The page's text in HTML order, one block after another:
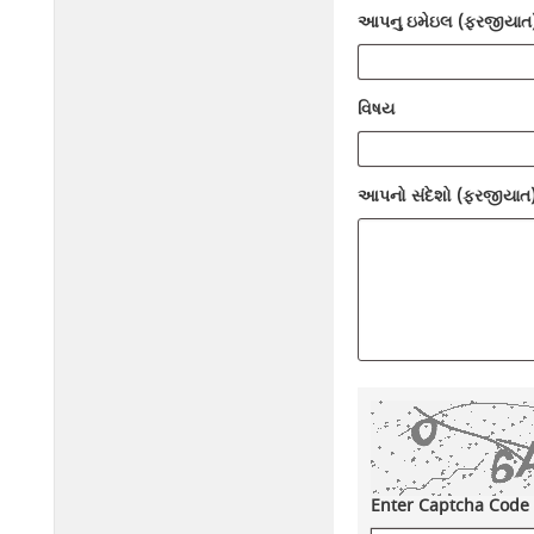
આપનુ ઇમેઇલ
વિષય
આપનો સંદેશો
Enter Captcha Code